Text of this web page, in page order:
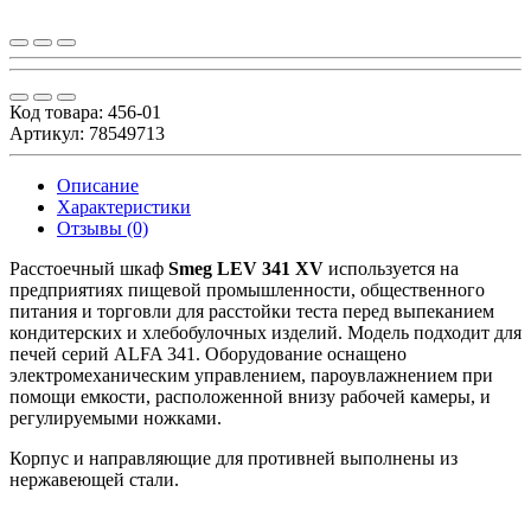
Код товара: 456-01
Артикул: 78549713
Описание
Характеристики
Отзывы (0)
Расстоечный шкаф Smeg LEV 341 XV используется на
предприятиях пищевой промышленности, общественного
питания и торговли для расстойки теста перед выпеканием
кондитерских и хлебобулочных изделий. Модель подходит для
печей серий ALFA 341. Оборудование оснащено
электромеханическим управлением, пароувлажнением при
помощи емкости, расположенной внизу рабочей камеры, и
регулируемыми ножками.
Корпус и направляющие для противней выполнены из
нержавеющей стали.